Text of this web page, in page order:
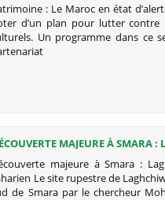
: Le Maroc en état
d’un plan pour lutter contre
Un programme dans ce
MAJEURE À SMARA :
SAHARIEN
majeure à Smara :
Le site rupestre de
de Smara par le chercheur